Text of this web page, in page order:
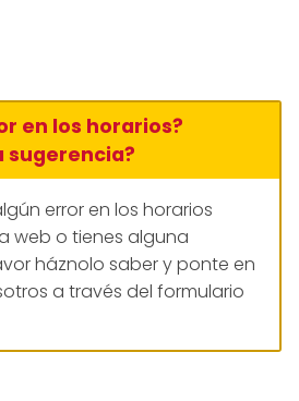
en los horarios?
sugerencia?
error en los horarios
web o tienes alguna
háznolo saber y ponte en
a través del formulario